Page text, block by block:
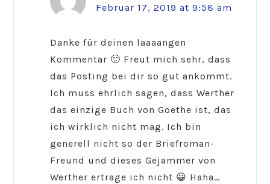
Februar 17, 2019 at 9:58 am
Danke für deinen laaaangen
Kommentar 🙂 Freut mich sehr, dass
das Posting bei dir so gut ankommt.
Ich muss ehrlich sagen, dass Werther
das einzige Buch von Goethe ist, das
ich wirklich nicht mag. Ich bin
generell nicht so der Briefroman-
Freund und dieses Gejammer von
Werther ertrage ich nicht 😀 Haha…